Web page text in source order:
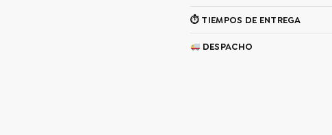
⏱ TIEMPOS DE ENTREGA
DESPACHO